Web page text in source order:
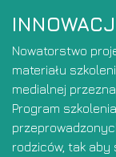
Nowatorstwo
materiału
medialnej
Program
rodziców, tak aby